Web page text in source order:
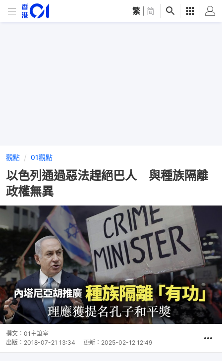
繁 简
觀點 01觀點
以色列通過惡法趕絕巴人 與種族隔離
政權無異
撰文： 01主筆室
出版： 2018-07-21 13:34 更新： 2025-02-12 12:49